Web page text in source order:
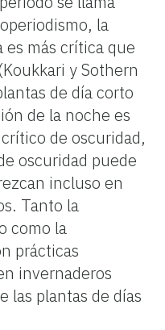
la
más crítica que
y Sothern
de día corto
de la noche es
de oscuridad,
oscuridad puede
incluso en
Tanto la
como la
prácticas
invernaderos
las plantas de días